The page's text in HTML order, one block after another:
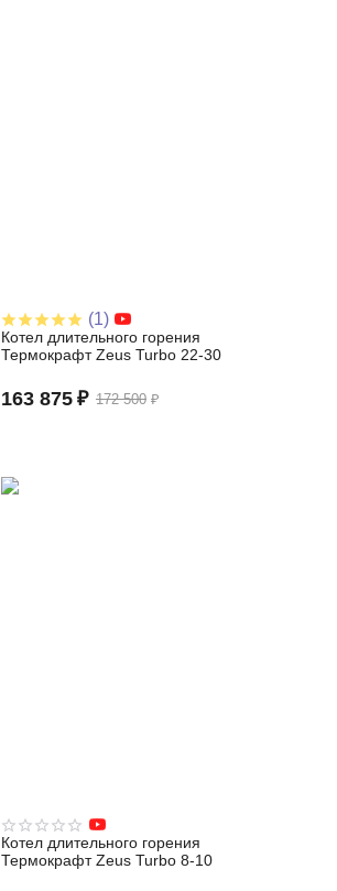
(1)
Котел длительного горения
Термокрафт Zeus Turbo 22-30
172 500 ₽
163 875 ₽
Котел длительного горения
Термокрафт Zeus Turbo 8-10